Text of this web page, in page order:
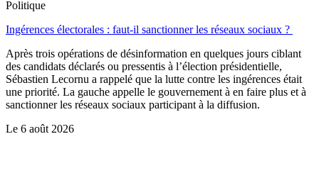
Politique
Ingérences électorales : faut-il sanctionner les réseaux sociaux ?
Après trois opérations de désinformation en quelques jours ciblant
des candidats déclarés ou pressentis à l’élection présidentielle,
Sébastien Lecornu a rappelé que la lutte contre les ingérences était
une priorité. La gauche appelle le gouvernement à en faire plus et à
sanctionner les réseaux sociaux participant à la diffusion.
Le 6 août 2026